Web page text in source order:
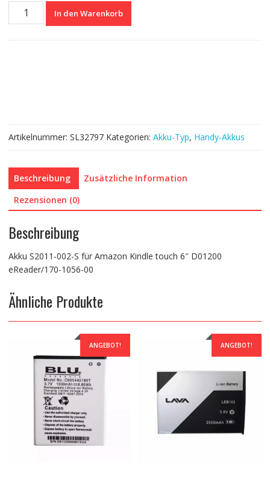
Nagelneuer
Akku
6"
D01200
eReader/170-
1056-
00
Menge
In den Warenkorb
Artikelnummer: SL32797 Kategorien: Akku-Typ, Handy-Akkus
Beschreibung
Zusätzliche Information
Rezensionen (0)
Beschreibung
Akku S2011-002-S für Amazon Kindle touch 6″ D01200
eReader/170-1056-00
Ähnliche Produkte
ANGEBOT! ANGEBOT!